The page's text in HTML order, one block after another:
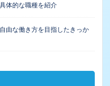
体的な職種を紹介
由な働き方を目指したきっか